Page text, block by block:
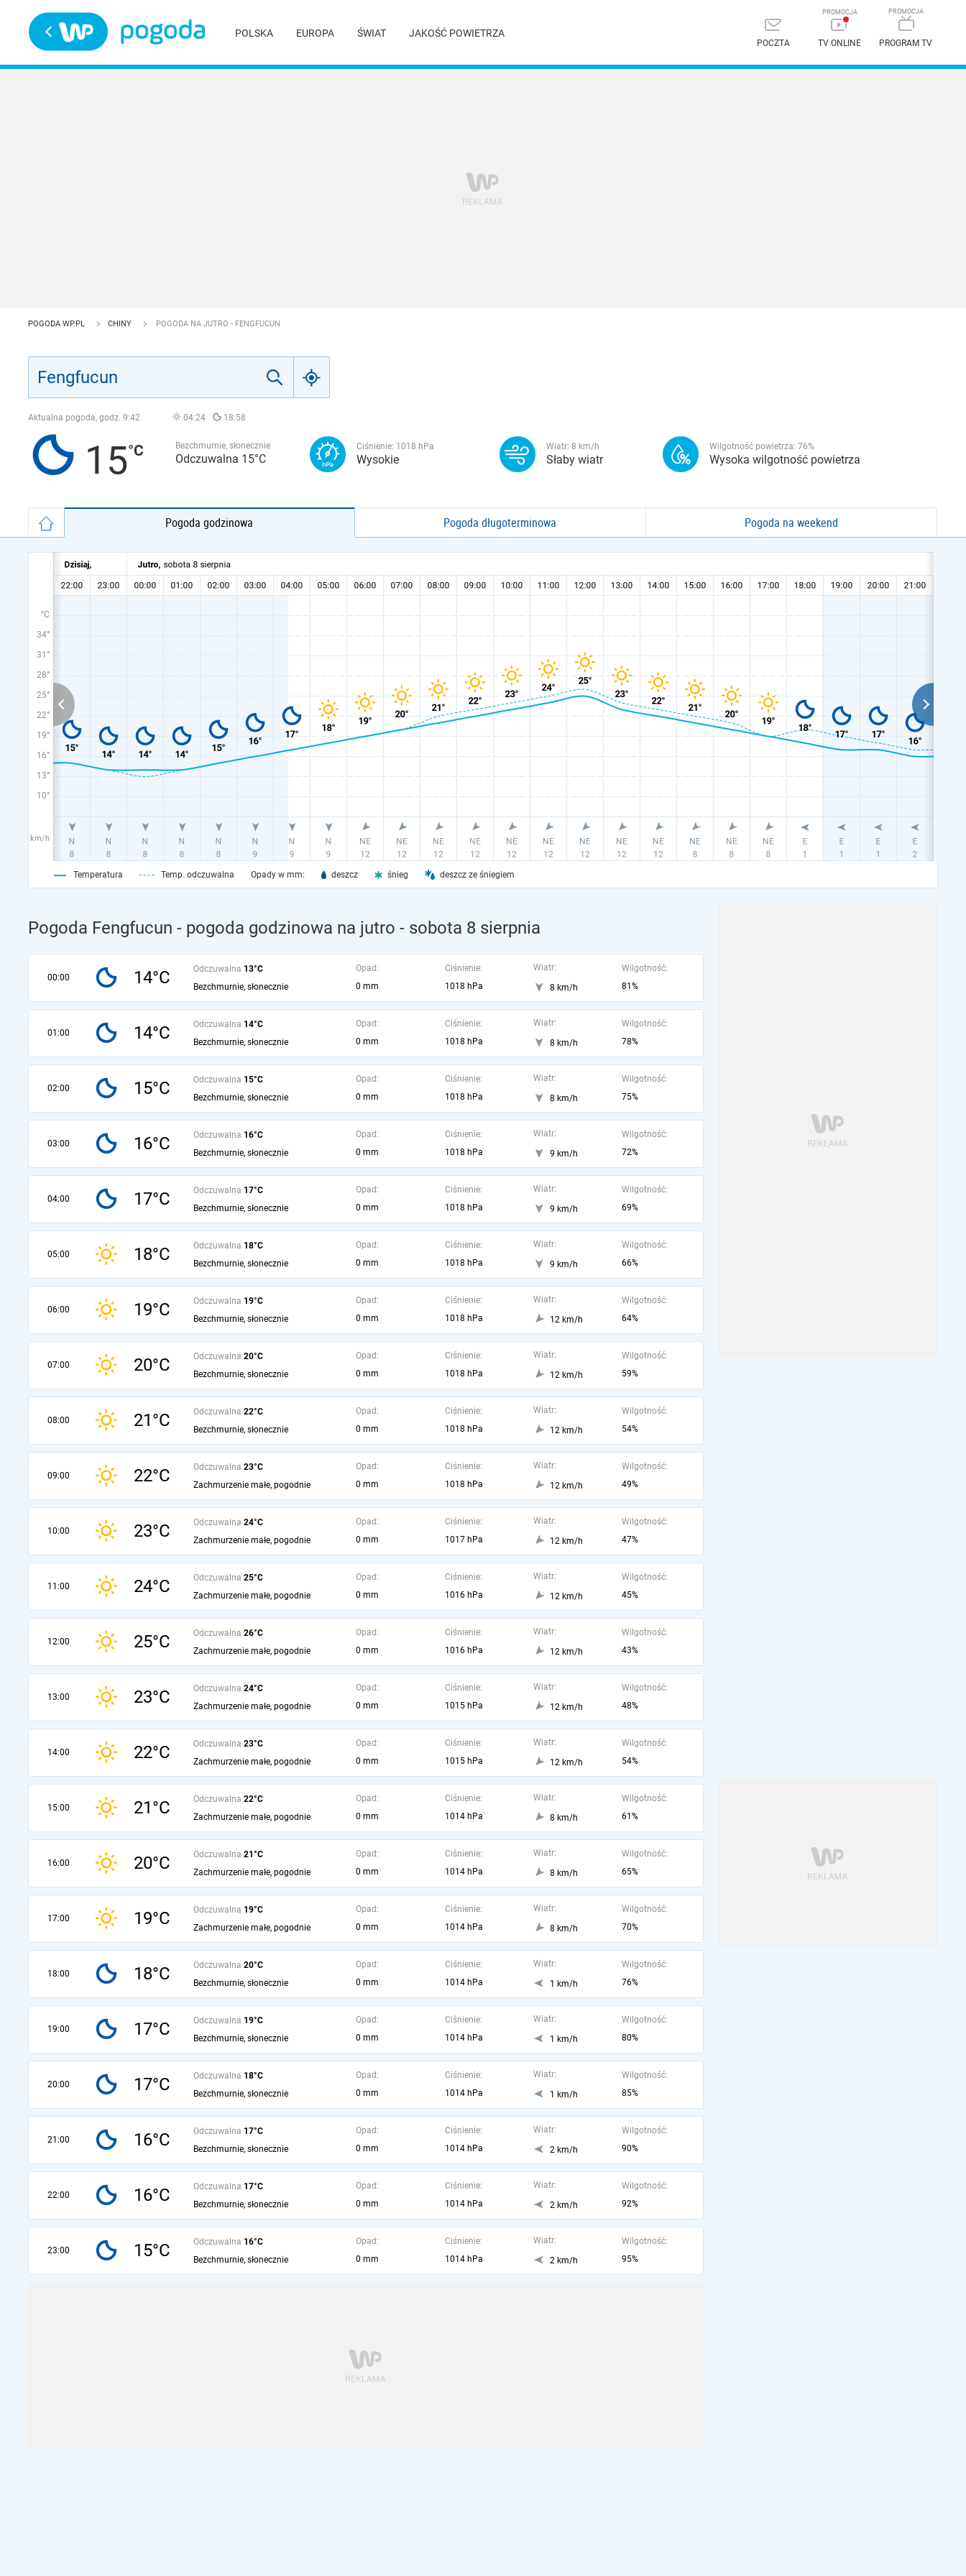
POLSKA EUROPA ŚWIAT JAKOŚĆ POWIETRZA
POCZTA TV ONLINE PROGRAM TV
POGODA WP.PL CHINY POGODA NA JUTRO - FENGFUCUN
Aktualna pogoda, godz. 9:42 04:24 18:58
15 Bezchmurnie, słonecznie
Odczuwalna 15°C
Ciśnienie: 1018 hPa
Wysokie
Wiatr: 8 km/h
Słaby wiatr
Wilgotność powietrza: 76%
Wysoka wilgotność powietrza
Pogoda godzinowa Pogoda długoterminowa Pogoda na weekend
°C
34°
31°
28°
25°
22°
19°
16°
13°
10°
km/h
Temperatura Temp. odczuwalna Opady w mm: deszcz śnieg deszcz ze śniegiem
Pogoda Fengfucun - pogoda godzinowa na jutro - sobota 8 sierpnia
00:00 14°C Odczuwalna 13°C
Bezchmurnie, słonecznie
Opad:
0 mm
Ciśnienie:
1018 hPa
Wiatr:
8 km/h
Wilgotność:
81%
01:00 14°C Odczuwalna 14°C
Bezchmurnie, słonecznie
Opad:
0 mm
Ciśnienie:
1018 hPa
Wiatr:
8 km/h
Wilgotność:
78%
02:00 15°C Odczuwalna 15°C
Bezchmurnie, słonecznie
Opad:
0 mm
Ciśnienie:
1018 hPa
Wiatr:
8 km/h
Wilgotność:
75%
03:00 16°C Odczuwalna 16°C
Bezchmurnie, słonecznie
Opad:
0 mm
Ciśnienie:
1018 hPa
Wiatr:
9 km/h
Wilgotność:
72%
04:00 17°C Odczuwalna 17°C
Bezchmurnie, słonecznie
Opad:
0 mm
Ciśnienie:
1018 hPa
Wiatr:
9 km/h
Wilgotność:
69%
05:00 18°C Odczuwalna 18°C
Bezchmurnie, słonecznie
Opad:
0 mm
Ciśnienie:
1018 hPa
Wiatr:
9 km/h
Wilgotność:
66%
06:00 19°C Odczuwalna 19°C
Bezchmurnie, słonecznie
Opad:
0 mm
Ciśnienie:
1018 hPa
Wiatr:
12 km/h
Wilgotność:
64%
07:00 20°C Odczuwalna 20°C
Bezchmurnie, słonecznie
Opad:
0 mm
Ciśnienie:
1018 hPa
Wiatr:
12 km/h
Wilgotność:
59%
08:00 21°C Odczuwalna 22°C
Bezchmurnie, słonecznie
Opad:
0 mm
Ciśnienie:
1018 hPa
Wiatr:
12 km/h
Wilgotność:
54%
09:00 22°C Odczuwalna 23°C
Zachmurzenie małe, pogodnie
Opad:
0 mm
Ciśnienie:
1018 hPa
Wiatr:
12 km/h
Wilgotność:
49%
10:00 23°C Odczuwalna 24°C
Zachmurzenie małe, pogodnie
Opad:
0 mm
Ciśnienie:
1017 hPa
Wiatr:
12 km/h
Wilgotność:
47%
11:00 24°C Odczuwalna 25°C
Zachmurzenie małe, pogodnie
Opad:
0 mm
Ciśnienie:
1016 hPa
Wiatr:
12 km/h
Wilgotność:
45%
12:00 25°C Odczuwalna 26°C
Zachmurzenie małe, pogodnie
Opad:
0 mm
Ciśnienie:
1016 hPa
Wiatr:
12 km/h
Wilgotność:
43%
13:00 23°C Odczuwalna 24°C
Zachmurzenie małe, pogodnie
Opad:
0 mm
Ciśnienie:
1015 hPa
Wiatr:
12 km/h
Wilgotność:
48%
14:00 22°C Odczuwalna 23°C
Zachmurzenie małe, pogodnie
Opad:
0 mm
Ciśnienie:
1015 hPa
Wiatr:
12 km/h
Wilgotność:
54%
15:00 21°C Odczuwalna 22°C
Zachmurzenie małe, pogodnie
Opad:
0 mm
Ciśnienie:
1014 hPa
Wiatr:
8 km/h
Wilgotność:
61%
16:00 20°C Odczuwalna 21°C
Zachmurzenie małe, pogodnie
Opad:
0 mm
Ciśnienie:
1014 hPa
Wiatr:
8 km/h
Wilgotność:
65%
17:00 19°C Odczuwalna 19°C
Zachmurzenie małe, pogodnie
Opad:
0 mm
Ciśnienie:
1014 hPa
Wiatr:
8 km/h
Wilgotność:
70%
18:00 18°C Odczuwalna 20°C
Bezchmurnie, słonecznie
Opad:
0 mm
Ciśnienie:
1014 hPa
Wiatr:
1 km/h
Wilgotność:
76%
19:00 17°C Odczuwalna 19°C
Bezchmurnie, słonecznie
Opad:
0 mm
Ciśnienie:
1014 hPa
Wiatr:
1 km/h
Wilgotność:
80%
20:00 17°C Odczuwalna 18°C
Bezchmurnie, słonecznie
Opad:
0 mm
Ciśnienie:
1014 hPa
Wiatr:
1 km/h
Wilgotność:
85%
21:00 16°C Odczuwalna 17°C
Bezchmurnie, słonecznie
Opad:
0 mm
Ciśnienie:
1014 hPa
Wiatr:
2 km/h
Wilgotność:
90%
22:00 16°C Odczuwalna 17°C
Bezchmurnie, słonecznie
Opad:
0 mm
Ciśnienie:
1014 hPa
Wiatr:
2 km/h
Wilgotność:
92%
23:00 15°C Odczuwalna 16°C
Bezchmurnie, słonecznie
Opad:
0 mm
Ciśnienie:
1014 hPa
Wiatr:
2 km/h
Wilgotność:
95%